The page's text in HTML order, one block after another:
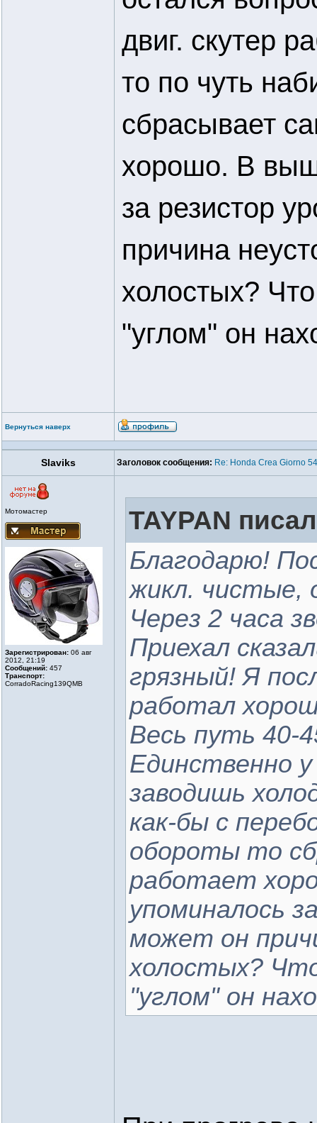
двиг. скутер
то по чуть
сбрасывает
хорошо. В
за резистор
причина
холостых?
"углом" он
Вернуться наверх
Slaviks Заголовок сообщения: Re: Honda Crea Giorno
Мотомастер
Зарегистрирован: 06 авг
2012, 21:19
Сообщений: 457
Транспорт:
CorradoRacing139QMB
TAYPAN
Благодарю!
жикл. чистые,
Через 2 часа
Приехал
грязный! Я
работал
Весь путь 40-
Единственно
заводишь
как-бы с
обороты то
работает
упоминалось
может он
холостых?
"углом" он